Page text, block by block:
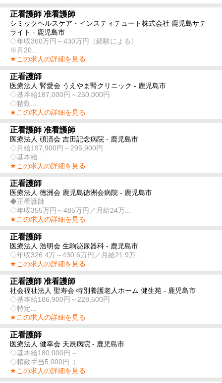
正看護師 准看護師
シミックヘルスケア・インスティテュート株式会社 鹿児島サテ
ライト - 鹿児島市
◇年収360万円～430万円（経験による）
※月20...
★この求人の詳細を見る
正看護師
医療法人 腎愛会 うえやま腎クリニック - 鹿児島市
◇基本給187,000円～250,000円
◇精勤...
★この求人の詳細を見る
正看護師 准看護師
医療法人 碩済会 吉田記念病院 - 鹿児島市
◇月給197,900円～295,900円
◇基本給...
★この求人の詳細を見る
正看護師
医療法人 徳洲会 鹿児島徳洲会病院 - 鹿児島市
◆正看護師
◇年収355万円～485万円／月給24万...
★この求人の詳細を見る
正看護師
医療法人 浩明会 生駒泌尿器科 - 鹿児島市
◇年収326.4万～430.6万円／月給21.9万...
★この求人の詳細を見る
正看護師 准看護師
社会福祉法人 聖寿会 特別養護老人ホーム 健生苑 - 鹿児島市
◇基本給186,900円～228,500円
◇特定...
★この求人の詳細を見る
正看護師
医療法人 健幸会 天辰病院 - 鹿児島市
◇基本給180,000円～
◇精勤手当5,000円（...
★この求人の詳細を見る